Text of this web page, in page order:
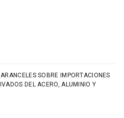
SOBRE IMPORTACIONES
DEL ACERO, ALUMINIO Y